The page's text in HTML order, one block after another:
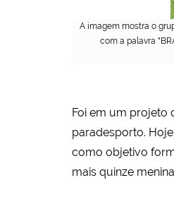
A imagem mostra o
com a palavra
Foi em um projeto
paradesporto.
como objetivo
mais quinze